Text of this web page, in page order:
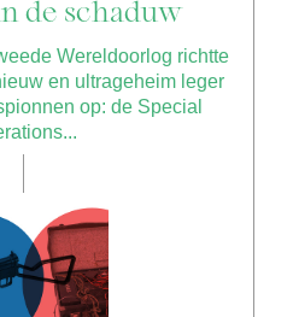
de schaduw
Wereldoorlog richtte
en ultrageheim leger
op: de Special